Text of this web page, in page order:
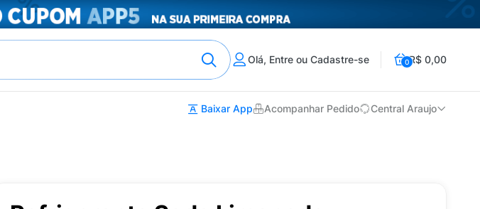
Olá, Entre ou Cadastre-se 0R$ 0,00
Baixar App Acompanhar Pedido Central Araujo